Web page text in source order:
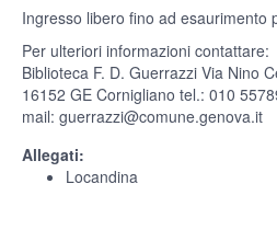
Ingresso libero fino ad esaurimento
Per ulteriori informazioni contattare:
Biblioteca F. D. Guerrazzi Via Nino
16152 GE Cornigliano tel.: 010
mail: guerrazzi@comune.genova.it
Allegati:
Locandina